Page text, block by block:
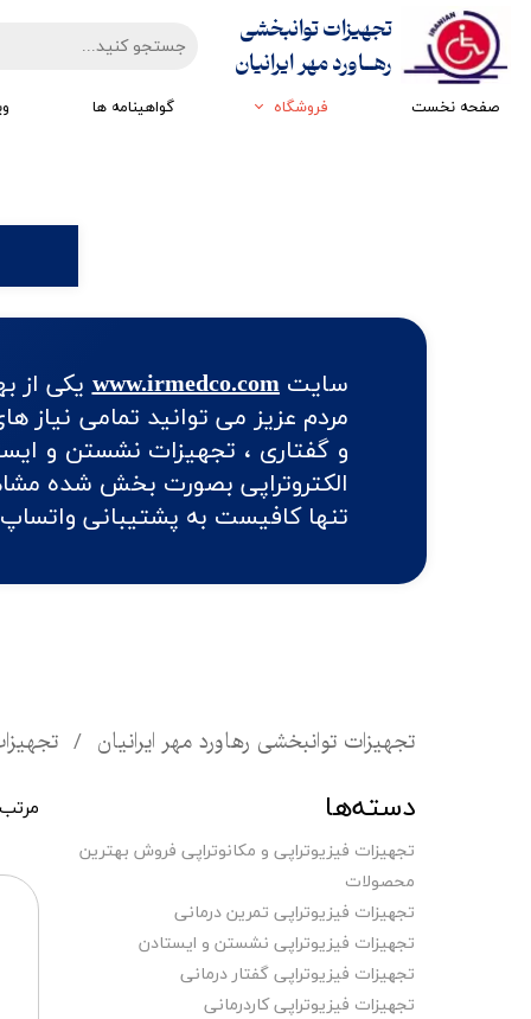
تجهیزات توانبخشی
​​​​​​​رهــاورد مهر ایرانیان
صفحه نخست فروشگاه
تجهیزات مکانوتراپی
گواهینامه ها
سایتwww.irmedco.comیکی از
مردم عزیز می توانید تمامی نیاز
و گفتاری ، تجهیزات نشستن و
الکتروتراپی بصورت بخش شده
تنها کافیست به پشتیبانی
تجهیزات توانبخشی رهاورد مهر ایرانیان
دسته‌ها
تجهیزات فیزیوتراپی و مکانوتراپی فروش بهترین
محصولات
تجهیزات فیزیوتراپی تمرین درمانی
تجهیزات فیزیوتراپی نشستن و ایستادن
تجهیزات فیزیوتراپی گفتار درمانی
تجهیزات فیزیوتراپی کاردرمانی